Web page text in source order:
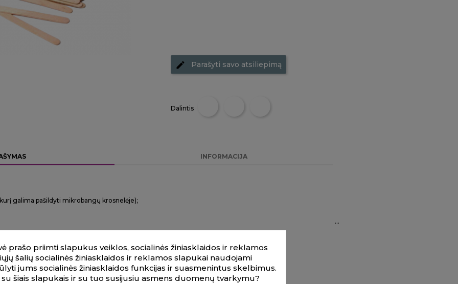
Parašyti savo atsiliepimą
Dalintis
INFORMACIJA
galima pašildyti mikrobangų krosnelėje);
X-It Solution, 15 ml;
prašo priimti slapukus veiklos, socialinės žiniasklaidos ir reklamos
šalių socialinės žiniasklaidos ir reklamos slapukai naudojami
jums socialinės žiniasklaidos funkcijas ir suasmenintus skelbimus.
šiais slapukais ir su tuo susijusiu asmens duomenų tvarkymu?